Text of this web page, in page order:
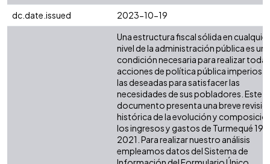
dc.date.issued
2023-10-19
Una estructura fiscal sólida en cualquier
nivel de la administración pública es una
condición necesaria para realizar
acciones de política pública
las deseadas para satisfacer las
necesidades de sus pobladores. Este
documento presenta una breve
histórica de la evolución y
los ingresos y gastos de Turmequé
2021. Para realizar nuestro análisis
empleamos datos del Sistema de